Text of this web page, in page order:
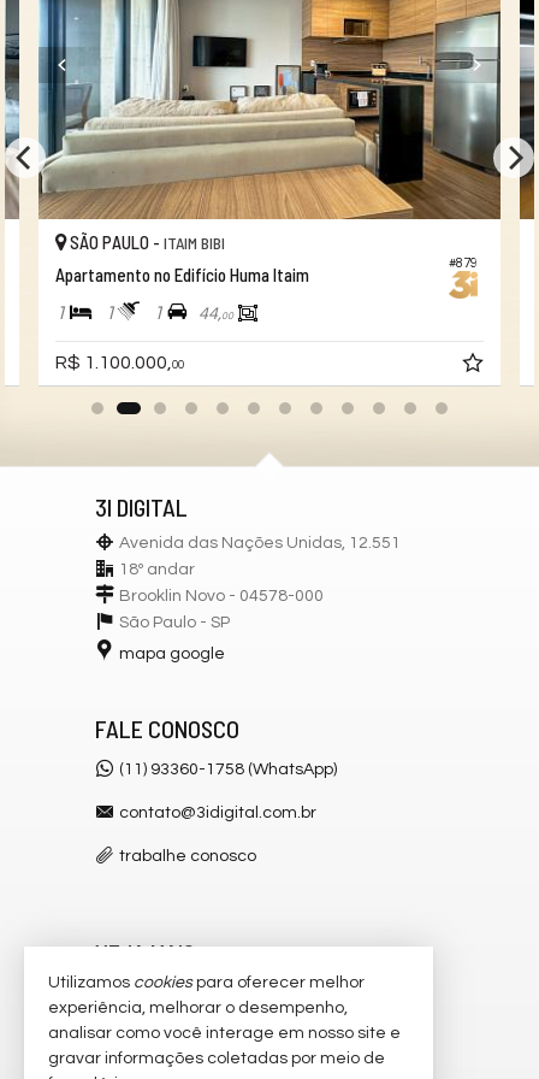
#879
SÃO PAULO - ITAIM BIBI
Apartamento no Edifício Huma Itaim
1 1 1 44,00
R$ 1.100.000, 00
3I DIGITAL
Avenida das Nações Unidas, 12.551
18º andar
Brooklin Novo - 04578-000
São Paulo - SP
mapa google
FALE CONOSCO
(11) 93360-1758 (WhatsApp)
contato@3idigital.com.br
trabalhe conosco
VEJA MAIS
receba nosso newsletter
cadastre seu imóvel
Utilizamos cookiespara oferecer melhor
experiência, melhorar o desempenho,
analisar como você interage em nosso site e
gravar informações coletadas por meio de